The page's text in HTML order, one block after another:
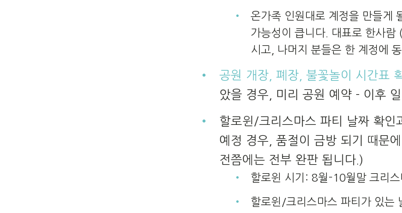
온가족 인원대로 계정을 만들게
가능성이 큽니다. 대표로 한사람
시고, 나머지 분들은 한 계정에
공원 개장, 폐장, 불꽃놀이 시간표
았을 경우, 미리 공원 예약 - 이후
할로윈/크리스마스 파티 날짜 확인
예정 경우, 품절이 금방 되기 때문
전쯤에는 전부 완판 됩니다.)
할로윈 시기: 8월-10월말 크리
할로윈/크리스마스 파티가 있는